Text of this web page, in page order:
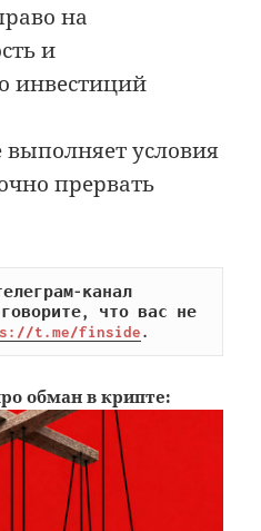
на
и
инвестиций
выполняет условия
прервать
канал
что вас не
t.me/finside.
обман в крипте: